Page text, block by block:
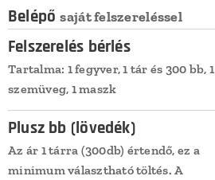
Belépősaját felszereléssel
Felszerelés bérlés
Tartalma: 1 fegyver, 1 tár és 300 bb, 1
szemüveg, 1 maszk
Plusz bb (lövedék)
Az ár 1 tárra (300db) értendő, ez a
minimum választható töltés. A